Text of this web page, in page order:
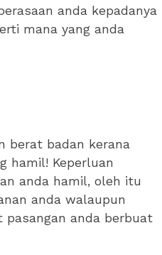
anda kepadanya
mana yang anda
berat badan kerana
hamil! Keperluan
anda hamil, oleh itu
anda walaupun
anda berbuat